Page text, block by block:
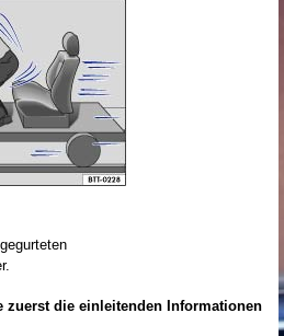
zuerst die einleitenden Informationen